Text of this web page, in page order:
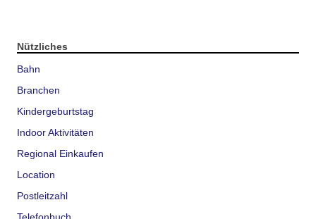
Nützliches
Bahn
Branchen
Kindergeburtstag
Indoor Aktivitäten
Regional Einkaufen
Location
Postleitzahl